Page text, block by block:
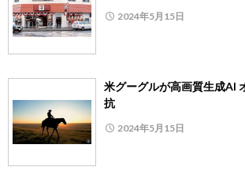
2024年5月15日
米グーグルが高画質生成AI
抗
2024年5月15日